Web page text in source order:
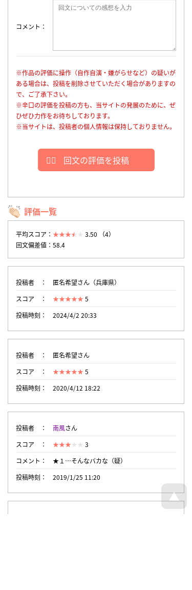
コメント
※作品の評価に操作（自作自演・嫌がらせなど）の疑いが
ある場合は、投稿を削除させていただく場合がありますの
で、ご了承下さい。
※辛口の評価を投稿の方も、当サイトの発展のために、ぜ
ひぜひ力作をお待ちしております。
※当サイトは、投稿者の個人情報は保持しておりません。
回文の評価を投稿
評価一覧
平均スコア：
3.50 （4）
回文偏差値：58.4
投稿者
匿名希望さん（兵庫県）
スコア
5
投稿時刻
2024/4/2 20:33
投稿者
匿名希望さん
スコア
5
投稿時刻
2020/4/12 18:22
投稿者 南風さん
スコア
3
コメント
★１…そんなバカな（疑）
投稿時刻
2019/1/25 11:20
投稿者